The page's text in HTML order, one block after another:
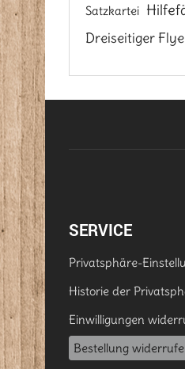
Satzkartei
Dreiseitiger
SERVICE
Privatsphäre-
Historie der
Einwilligungen
Bestellung